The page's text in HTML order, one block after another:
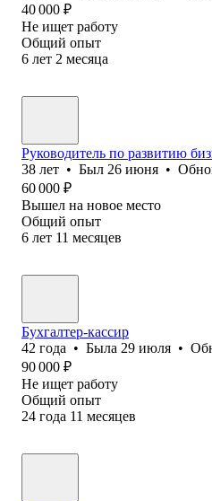
40 000 ₽
Не ищет работу
Общий опыт
6 лет 2 месяца
Руководитель по развитию
38 лет • Был 26 июня •
60 000 ₽
Вышел на новое место
Общий опыт
6 лет 11 месяцев
Бухгалтер-кассир
42 года • Была 29 июля •
90 000 ₽
Не ищет работу
Общий опыт
24 года 11 месяцев